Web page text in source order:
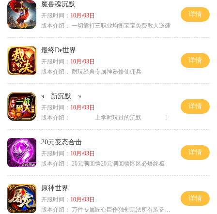
魔兽魂沉默
开服时间： 10月/03日
版本介绍： 一切靠打三职业均衡宝宝免费散人逆袭
详情
最终De世界
开服时间： 10月/03日
版本介绍： 耐玩经典专属神器修仙佣兵
详情
э 新沉默 э
开服时间： 10月/03日
版本介绍：
上学时玩过的沉默 〕
详情
20元变态合击
开服时间： 10月/03日
版本介绍： 20元满回馈20元满回馈区区必爆终极
详情
原神世界
开服时间： 10月/03日
版本介绍： 万件专属匠心巨作独创玩法所有装备靠打
详情